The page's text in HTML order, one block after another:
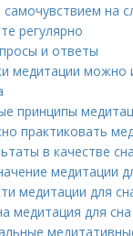
самочувствием на
регулярно
и ответы
медитации можно
принципы
практиковать
в качестве сна
медитации
медитации для
медитация для сна